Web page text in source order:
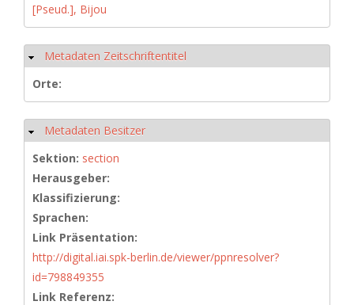
[Pseud.], Bijou
Hide
Metadaten Zeitschriftentitel
Orte:
Hide
Metadaten Besitzer
Sektion: section
Herausgeber:
Klassifizierung:
Sprachen:
Link Präsentation:
http://digital.iai.spk-berlin.de/viewer/ppnresolver?
id=798849355
Link Referenz: